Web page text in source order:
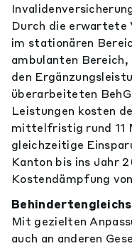
Durch die erwartete
im stationären
ambulanten
den
überarbeiteten
Leistungen kosten
mittelfristig rund 11
gleichzeitige
Kanton bis ins Jahr
Kostendämpfung
Mit gezielten
auch an anderen